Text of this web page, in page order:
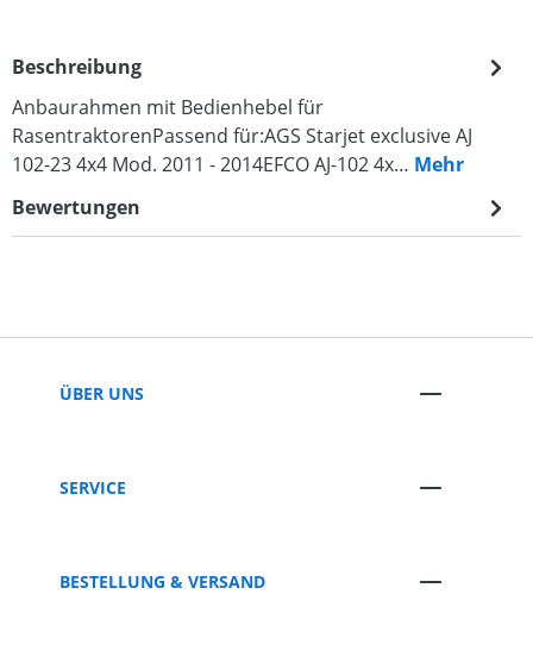
Beschreibung
Anbaurahmen mit Bedienhebel für
RasentraktorenPassend für:AGS Starjet exclusive AJ
102-23 4x4 Mod. 2011 - 2014EFCO AJ-102 4x… Mehr
Bewertungen
ÜBER UNS
SERVICE
BESTELLUNG & VERSAND